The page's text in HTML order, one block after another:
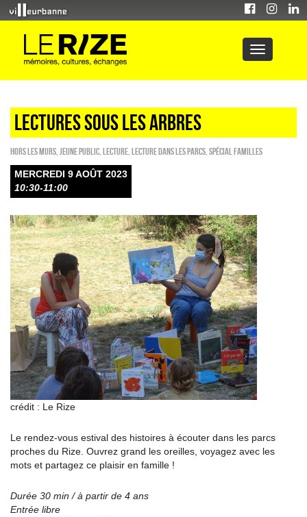
LECTURES SOUS LES ARBRES
HORS LES MURS Jeune public Lecture Lecture dans les parcs Spécial familles
MERCREDI 9 AOÛT 2023
10:30-11:00
crédit : Le Rize
Le rendez-vous estival des histoires à écouter dans les parcs
proches du Rize. Ouvrez grand les oreilles, voyagez avec les
mots et partagez ce plaisir en famille !
Durée 30 min / à partir de 4 ans
Entrée libre